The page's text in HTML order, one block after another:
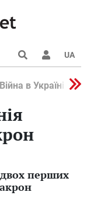
UA
Війна в Україні 2022
перших